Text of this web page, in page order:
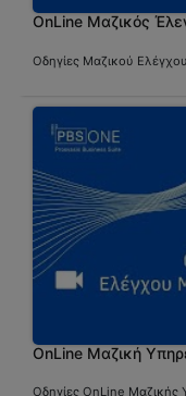
OnLine Μαζικός
Οδηγίες Μαζικού
OnLine Μαζική
Οδηγίες OnLine Μαζικής